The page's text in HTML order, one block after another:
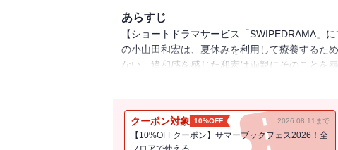
あらすじ
【ショートドラマサービス「SWIPEDRAMA」
の小山田和宏は、夏休みを利用して療養するた
ない。違和感を感じた和宏は両親にそのことを
クーポン対象 10%OFF 2026.08.11まで
【10%OFFクーポン】サマーブックフェス2026！全